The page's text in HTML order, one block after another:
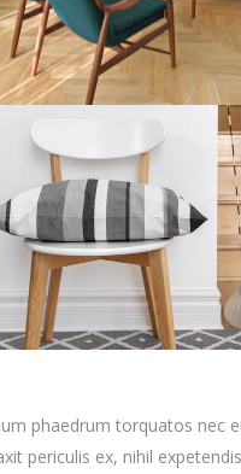
phaedrum torquatos nec
periculis ex, nihil